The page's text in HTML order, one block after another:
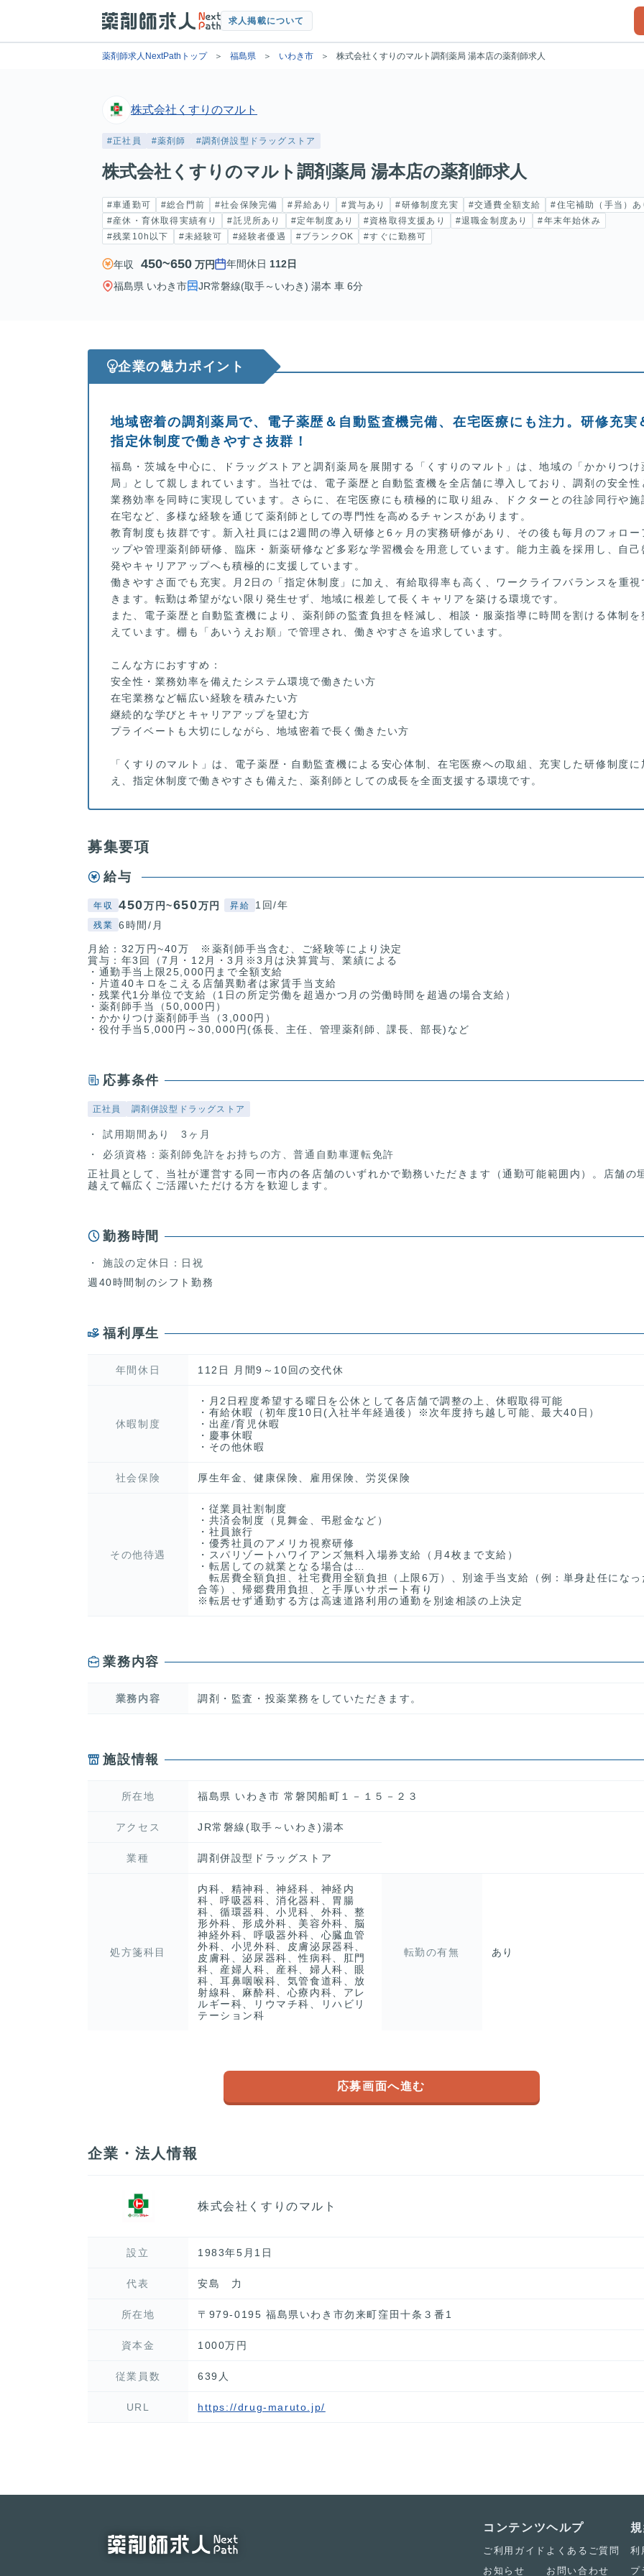
求人掲載について
薬剤師求人NextPathトップ 福島県 いわき市 株式会社くすりのマルト調剤薬局 湯本店の薬剤師求人
株式会社くすりのマルト
#正社員 #薬剤師 #調剤併設型ドラッグストア
株式会社くすりのマルト調剤薬局 湯本店の薬剤師求人
#車通勤可 #総合門前 #社会保険完備 #昇給あり #賞与あり #研修制度充実 #交通費全額支給
#住宅補助（手当）あ
#産休・育休取得実績有り
#託児所あり #定年制度あり #資格取得支援あり #退職金制度あり
#年末年始休み
#残業10h以下
#未経験可 #経験者優遇 #ブランクOK #すぐに勤務可
年収 450~650 万円 年間休日 112日
福島県 いわき市
JR常磐線(取手～いわき) 湯本 車 6分
企業の魅力ポイント
地域密着の調剤薬局で、電子薬歴＆自動監査機完備、在宅医療にも注力。研修充実
指定休制度で働きやすさ抜群！
福島・茨城を中心に、ドラッグストアと調剤薬局を展開する「くすりのマルト」は、地域の「かかりつけ
局」として親しまれています。当社では、電子薬歴と自動監査機を全店舗に導入しており、調剤の安全性
業務効率を同時に実現しています。さらに、在宅医療にも積極的に取り組み、ドクターとの往診同行や施
在宅など、多様な経験を通じて薬剤師としての専門性を高めるチャンスがあります。
教育制度も抜群です。新入社員には2週間の導入研修と6ヶ月の実務研修があり、その後も毎月のフォロー
ップや管理薬剤師研修、臨床・新薬研修など多彩な学習機会を用意しています。能力主義を採用し、自己
発やキャリアアップへも積極的に支援しています。
働きやすさ面でも充実。月2日の「指定休制度」に加え、有給取得率も高く、ワークライフバランスを重視
きます。転勤は希望がない限り発生せず、地域に根差して長くキャリアを築ける環境です。
また、電子薬歴と自動監査機により、薬剤師の監査負担を軽減し、相談・服薬指導に時間を割ける体制を
えています。棚も「あいうえお順」で管理され、働きやすさを追求しています。
こんな方におすすめ：
安全性・業務効率を備えたシステム環境で働きたい方
在宅業務など幅広い経験を積みたい方
継続的な学びとキャリアアップを望む方
プライベートも大切にしながら、地域密着で長く働きたい方
「くすりのマルト」は、電子薬歴・自動監査機による安心体制、在宅医療への取組、充実した研修制度に
え、指定休制度で働きやすさも備えた、薬剤師としての成長を全面支援する環境です。
募集要項
給与
年収 450万円~650万円 昇給 1回/年
残業 6時間/月
月給：32万円~40万 ※薬剤師手当含む、ご経験等により決定
賞与：年3回（7月・12月・3月※3月は決算賞与、業績による
・通勤手当上限25,000円まで全額支給
・片道40キロをこえる店舗異動者は家賃手当支給
・残業代1分単位で支給（1日の所定労働を超過かつ月の労働時間を超過の場合支給）
・薬剤師手当（50,000円）
・かかりつけ薬剤師手当（3,000円）
・役付手当5,000円～30,000円(係長、主任、管理薬剤師、課長、部長)など
応募条件
正社員 調剤併設型ドラッグストア
試用期間あり 3ヶ月
必須資格：薬剤師免許をお持ちの方、普通自動車運転免許
正社員として、当社が運営する同一市内の各店舗のいずれかで勤務いただきます（通勤可能範囲内）。店舗の
越えて幅広くご活躍いただける方を歓迎します。
勤務時間
施設の定休日：日祝
週40時間制のシフト勤務
福利厚生
年間休日 112日 月間9～10回の交代休
休暇制度
・月2日程度希望する曜日を公休として各店舗で調整の上、休暇取得可能
・有給休暇（初年度10日(入社半年経過後）※次年度持ち越し可能、最大40日）
・出産/育児休暇
・慶事休暇
・その他休暇
社会保険 厚生年金、健康保険、雇用保険、労災保険
その他待遇
・従業員社割制度
・共済会制度（見舞金、弔慰金など）
・社員旅行
・優秀社員のアメリカ視察研修
・スパリゾートハワイアンズ無料入場券支給（月4枚まで支給）
・転居しての就業となる場合は…
転居費全額負担、社宅費用全額負担（上限6万）、別途手当支給（例：単身赴任になっ
合等）、帰郷費用負担、と手厚いサポート有り
※転居せず通勤する方は高速道路利用の通勤を別途相談の上決定
業務内容
業務内容 調剤・監査・投薬業務をしていただきます。
施設情報
所在地 福島県 いわき市 常磐関船町１－１５－２３
アクセス JR常磐線(取手～いわき)湯本
業種 調剤併設型ドラッグストア
処方箋科目
内科、精神科、神経科、神経内
科、呼吸器科、消化器科、胃腸
科、循環器科、小児科、外科、整
形外科、形成外科、美容外科、脳
神経外科、呼吸器外科、心臓血管
外科、小児外科、皮膚泌尿器科、
皮膚科、泌尿器科、性病科、肛門
科、産婦人科、産科、婦人科、眼
科、耳鼻咽喉科、気管食道科、放
射線科、麻酔科、心療内科、アレ
ルギー科、リウマチ科、リハビリ
テーション科
転勤の有無 あり
応募画面へ進む
企業・法人情報
株式会社くすりのマルト
設立 1983年5月1日
代表 安島 力
所在地 〒979-0195 福島県いわき市勿来町窪田十条３番1
資本金 1000万円
従業員数 639人
URL https://drug-maruto.jp/
コンテンツ
ご利用ガイド
お知らせ
ヘルプ
よくあるご質問
お問い合わせ
利
プ